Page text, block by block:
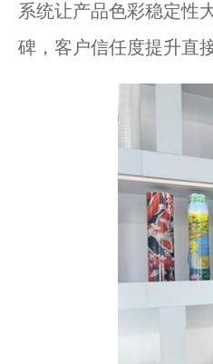
系统让产品色彩稳定性
碑，客户信任度提升直